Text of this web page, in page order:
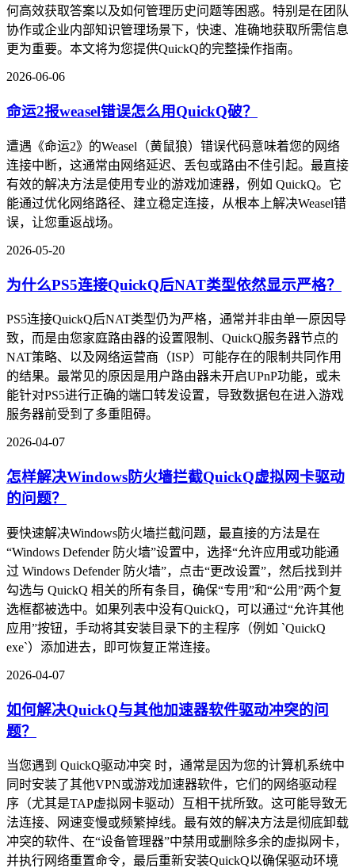
何高效获取答案以及如何管理历史问题等困惑。特别是在团队
协作或企业内部知识管理场景下，快速、准确地获取所需信息
更为重要。本文将为您提供QuickQ的完整操作指南。
2026-06-06
命运2报weasel错误怎么用QuickQ破？
遭遇《命运2》的Weasel（黄鼠狼）错误代码意味着您的网络
连接中断，这通常由网络延迟、丢包或路由不佳引起。最直接
有效的解决方法是使用专业的游戏加速器，例如 QuickQ。它
能通过优化网络路径、建立稳定连接，从根本上解决Weasel错
误，让您重返战场。
2026-05-20
为什么PS5连接QuickQ后NAT类型依然显示严格？
PS5连接QuickQ后NAT类型仍为严格，通常并非由单一原因导
致，而是由您家庭路由器的设置限制、QuickQ服务器节点的
NAT策略、以及网络运营商（ISP）可能存在的限制共同作用
的结果。最常见的原因是用户路由器未开启UPnP功能，或未
能针对PS5进行正确的端口转发设置，导致数据包在进入游戏
服务器前受到了多重阻碍。
2026-04-07
怎样解决Windows防火墙拦截QuickQ虚拟网卡驱动
的问题？
要快速解决Windows防火墙拦截问题，最直接的方法是在
“Windows Defender 防火墙”设置中，选择“允许应用或功能通
过 Windows Defender 防火墙”，点击“更改设置”，然后找到并
勾选与 QuickQ 相关的所有条目，确保“专用”和“公用”两个复
选框都被选中。如果列表中没有QuickQ，可以通过“允许其他
应用”按钮，手动将其安装目录下的主程序（例如 `QuickQ
exe`）添加进去，即可恢复正常连接。
2026-04-07
如何解决QuickQ与其他加速器软件驱动冲突的问
题？
当您遇到 QuickQ驱动冲突 时，通常是因为您的计算机系统中
同时安装了其他VPN或游戏加速器软件，它们的网络驱动程
序（尤其是TAP虚拟网卡驱动）互相干扰所致。这可能导致无
法连接、网速变慢或频繁掉线。最有效的解决方法是彻底卸载
冲突的软件、在“设备管理器”中禁用或删除多余的虚拟网卡，
并执行网络重置命令，最后重新安装QuickQ以确保驱动环境